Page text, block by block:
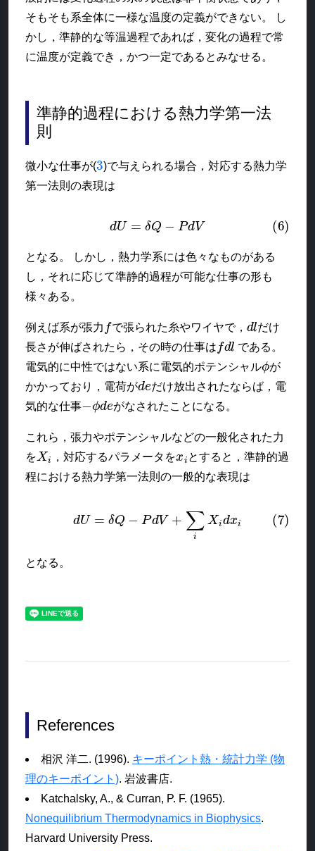
そもそも系全体に一様な温度の定義ができない。 し
かし，準静的な等温過程であれば，変化の過程で常
に温度が定義でき，かつ一定であるとみなせる。
準静的過程における熱力学第一法
則
微小な仕事が(
3
)で与えられる場合，対応する熱力学
第一法則の表現は
(6)d =δQ PdV
となる。 しかし，熱力学系には色々なものがある
し，それに応じて準静的過程が可能な仕事の形も
様々ある。
例えば系が張力 で張られた糸やワイヤで，
dl
だけ
長さが伸ばされたら，その時の仕事は
d l
である。
電気的に中性ではない系に電気的ポテンシャル
ϕ
が
かかっており，電荷が
d
だけ放出されたならば，電
気的な仕事
de
がなされたことになる。
これら，張力やポテンシャルなどの一般化された力
を
Xi
，対応するパラメータを
とすると，準静的過
程における熱力学第一法則の一般的な表現は
(7) U= Q− Pd +∑iX id i
となる。
References
相沢 洋二. (1996). キーポイント熱・統計力学 (物
理のキーポイント). 岩波書店.
Katchalsky, A., & Curran, P. F. (1965).
Nonequilibrium Thermodynamics in Biophysics.
Harvard University Press.